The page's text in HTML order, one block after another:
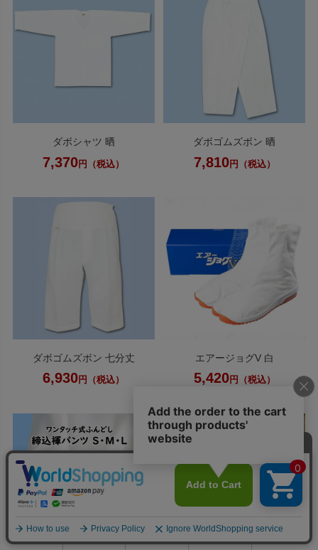
ダボシャツ 晒
7,370円（税込）
ダボゴムズボン 晒
7,810円（税込）
ダボゴムズボン 七分丈
6,930 円（税込）
エアージョグV 白
5,420円（税込）
会員ページ 店舗案内